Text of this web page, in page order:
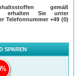
gemäß
erhalten Sie unter
Telefonnummer+49 (0)
SPAREN